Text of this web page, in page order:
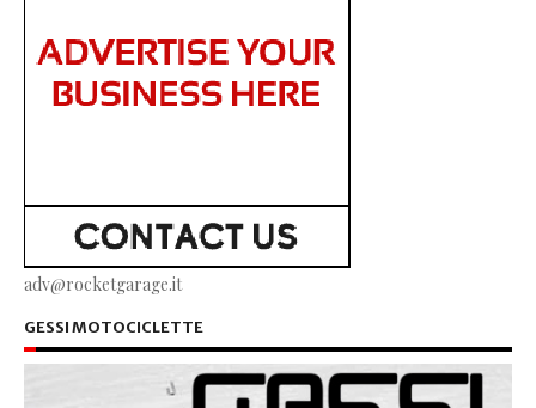
adv@rocketgarage.it
GESSI MOTOCICLETTE